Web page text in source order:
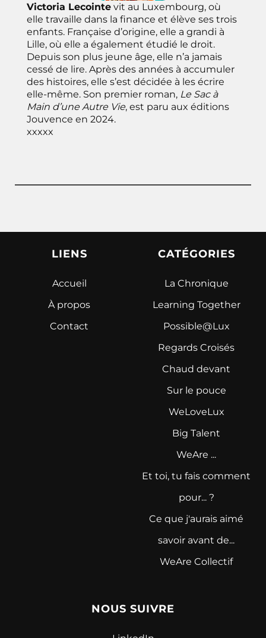
Victoria Lecointe vit au Luxembourg, où
elle travaille dans la finance et élève ses trois
enfants. Française d’origine, elle a grandi à
Lille, où elle a également étudié le droit.
Depuis son plus jeune âge, elle n’a jamais
cessé de lire. Après des années à accumuler
des histoires, elle s’est décidée à les écrire
elle-même. Son premier roman, Le Sac à
Main d’une Autre Vie, est paru aux éditions
Jouvence en 2024.
xxxxx
LIENS
Accueil
À propos
Contact
CATÉGORIES
La Chronique
Learning Together
Possible@Lux
Regards Croisés
Chaud devant
Sur le pouce
WeLoveLux
Big Talent
WeAre ...
Et toi, tu fais comment
pour... ?
Ce que j'aurais aimé
savoir avant de...
WeAre Collectif
NOUS SUIVRE